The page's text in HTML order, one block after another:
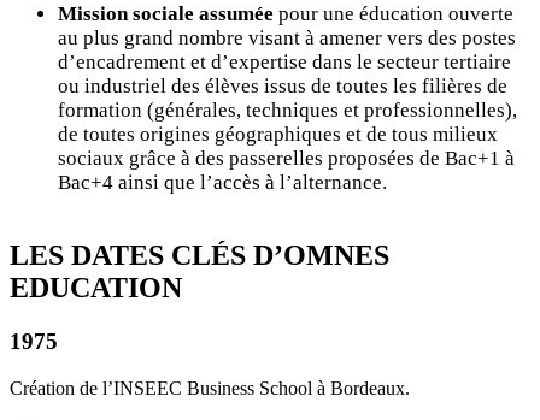
Mission sociale assumée pour une éducation ouverte
au plus grand nombre visant à amener vers des postes
d’encadrement et d’expertise dans le secteur tertiaire
ou industriel des élèves issus de toutes les filières de
formation (générales, techniques et professionnelles),
de toutes origines géographiques et de tous milieux
sociaux grâce à des passerelles proposées de Bac+1 à
Bac+4 ainsi que l’accès à l’alternance.
LES DATES CLÉS D’OMNES
EDUCATION
1975
Création de l’INSEEC Business School à Bordeaux.